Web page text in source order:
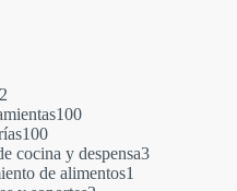
2
productos
100100
100100
productos
cocina y despensa33
de alimentos1